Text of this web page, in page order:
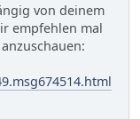
von deinem
empfehlen mal